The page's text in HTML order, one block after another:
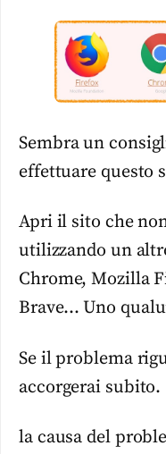
Sembra un
effettuare questo
Apri il sito che
utilizzando un
Chrome, Mozilla
Brave… Uno
Se il problema
accorgerai subito.
la causa del